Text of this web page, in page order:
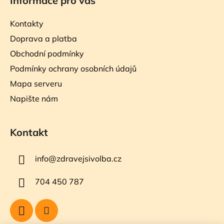
Kontakty
Doprava a platba
Obchodní podmínky
Podmínky ochrany osobních údajů
Mapa serveru
Napište nám
Kontakt
info@zdravejsivolba.cz
704 450 787